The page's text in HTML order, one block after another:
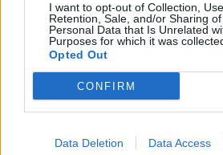
I want to opt-out of Collection, Use,
Retention, Sale, and/or Sharing
Personal Data that Is Unrelated
Purposes for which it was
Opted Out
CONFIRM
Data Deletion Data Access
Deputados do PSD
Sinfónica da ARMAB
certame internacional